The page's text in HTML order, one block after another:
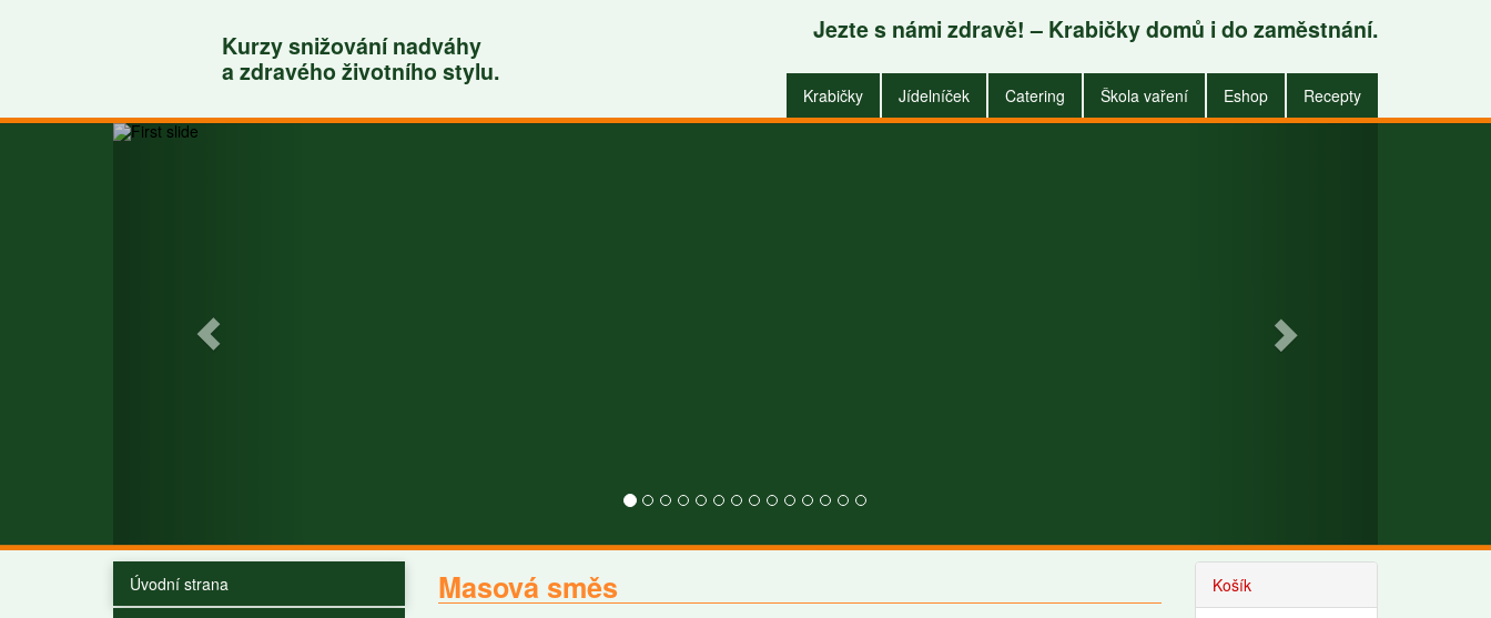
Kurzy snižování nadváhy
a zdravého životního stylu.
Jezte s námi zdravě! – Krabičky domů i do zaměstnání.
Krabičky Jídelníček Catering Škola vaření Eshop Recepty
Krabičky do zaměstnání i do domu.
Úvodní strana Masová směs Košík